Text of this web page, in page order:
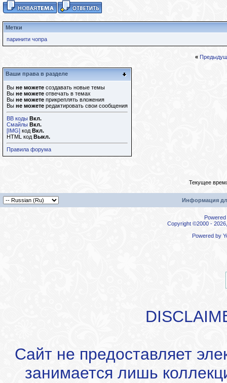
Метки
паринити чопра
«
Ваши права в разделе
Вы не можете создавать новые темы
Вы не можете отвечать в темах
Вы не можете прикреплять вложения
Вы не можете редактировать свои сообщения
BB коды Вкл.
Смайлы Вкл.
[IMG] код Вкл.
HTML код Выкл.
Правила форума
Текущее
Информация
Copyright ©2000 -
Powered by
Сайт не предоставляет
занимается лишь